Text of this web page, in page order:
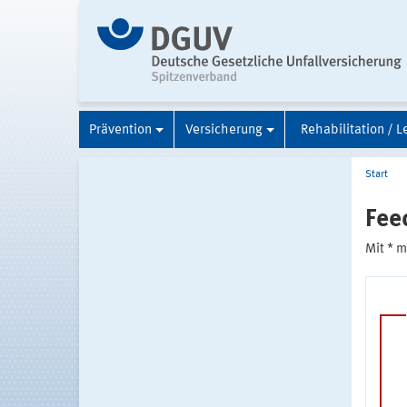
Prävention Versicherung Rehabilitation /
Start
Mit *